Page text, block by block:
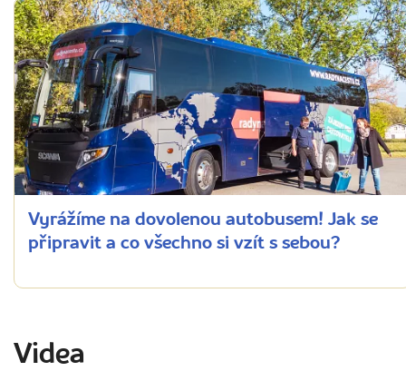
Vyrážíme na dovolenou autobusem! Jak se
připravit a co všechno si vzít s sebou?
Videa